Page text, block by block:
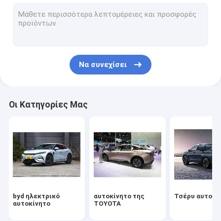
Ηλεκτρικό αυτοκίνητο Xiaomi
Αυτοκίνητο Mercedes
Ηλεκτρικό αυτοκίνητο Seres
Ηλεκτρικό αυτοκίνητο της Lynk & Co
Ηλεκτρικό αυτοκίνητο
Χρησιμοποιημένο αυτοκίνητο
Να συνεχίσει
Οι Κατηγορίες Μας
byd ηλεκτρικό
αυτοκίνητο
αυτοκίνητο της
TOYOTA
Τσέρυ